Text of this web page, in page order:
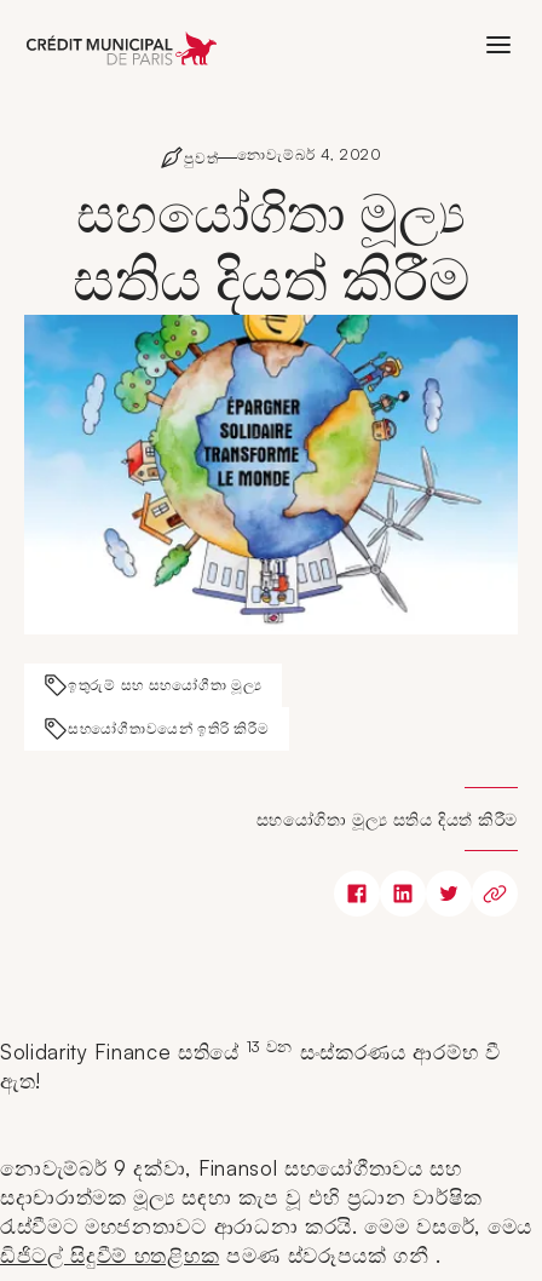
Aller à l'accueil de Crédit Municipal
පුවත් නොවැම්බර් 4, 2020
සහයෝගිතා මූල්‍ය
සතිය දියත් කිරීම
ඉතුරුම් සහ සහයෝගීතා මූල්‍ය
සහයෝගීතාවයෙන් ඉතිරි කිරීම
සහයෝගිතා මූල්‍ය සතිය දියත් කිරීම
Solidarity Finance සතියේ 13 වන සංස්කරණය ආරම්භ වී
ඇත!
නොවැම්බර් 9 දක්වා, Finansol සහයෝගීතාවය සහ
සදාචාරාත්මක මූල්‍ය සඳහා කැප වූ එහි ප්‍රධාන වාර්ෂික
රැස්වීමට මහජනතාවට ආරාධනා කරයි. මෙම වසරේ, මෙය
ඩිජිටල් සිදුවීම් හතළිහක පමණ ස්වරූපයක් ගනී .